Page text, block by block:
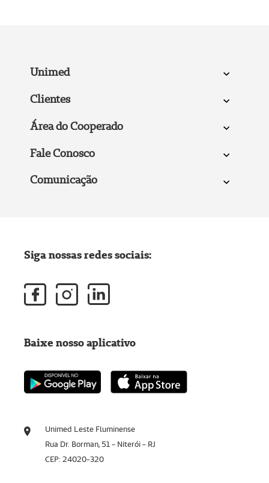
Unimed
Clientes
Área do Cooperado
Fale Conosco
Comunicação
Unimed Leste Fluminense
Rua Dr. Borman, 51 - Niterói - RJ
CEP: 24020-320
Siga nossas redes sociais:
Baixe nosso aplicativo